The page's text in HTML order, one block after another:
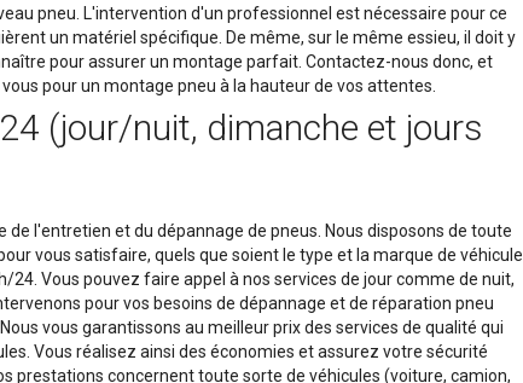
pneu. L'intervention d'un professionnel est nécessaire pour ce
un matériel spécifique. De même, sur le même essieu, il doit y
pour assurer un montage parfait. Contactez-nous donc, et
pour un montage pneu à la hauteur de vos attentes.
(jour/nuit, dimanche et jours
l'entretien et du dépannage de pneus. Nous disposons de toute
vous satisfaire, quels que soient le type et la marque de véhicule
Vous pouvez faire appel à nos services de jour comme de nuit,
pour vos besoins de dépannage et de réparation pneu
vous garantissons au meilleur prix des services de qualité qui
Vous réalisez ainsi des économies et assurez votre sécurité
prestations concernent toute sorte de véhicules (voiture, camion,